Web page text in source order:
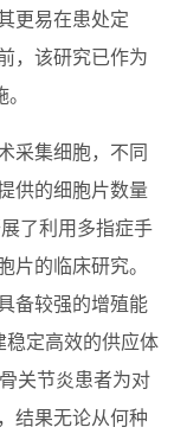
更易在患处定
，该研究已作为
采集细胞，不同
供的细胞片数量
了利用多指症手
片的临床研究。
备较强的增殖能
稳定高效的供应体
关节炎患者为对
结果无论从何种